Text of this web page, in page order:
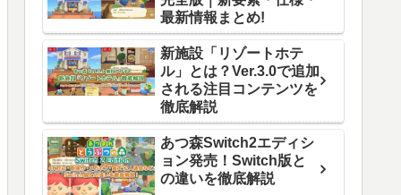
最新情報まとめ!
新施設「リゾートホテ
ル」とは？Ver.3.0で追加
される注目コンテンツを
徹底解説
あつ森Switch2エディシ
ョン発売！Switch版と
の違いを徹底解説